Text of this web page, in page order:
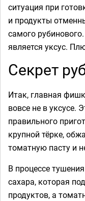
ситуация при
и продукты
самого
является уксус.
Секрет
Итак, главная
вовсе не в уксусе.
правильного
крупной тёрке,
томатную пасту и
В процессе
сахара, которая
продуктов, а